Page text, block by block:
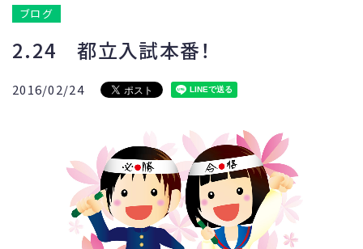
ブログ
2.24 都立入試本番！
2016/02/24